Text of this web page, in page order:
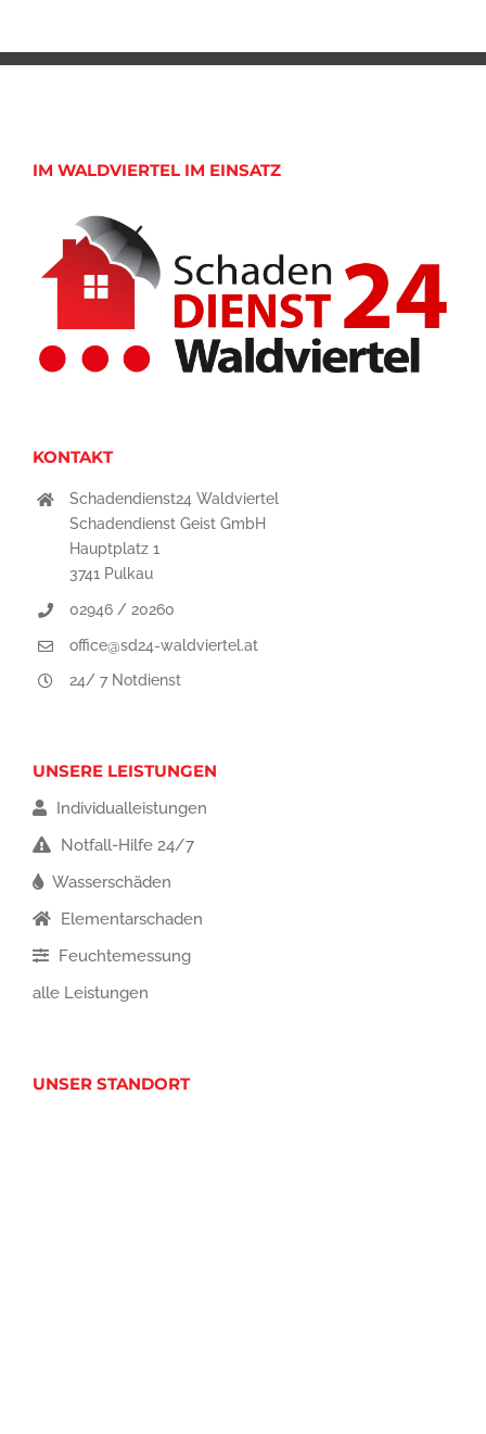
IM WALDVIERTEL IM EINSATZ
KONTAKT
Schadendienst24 Waldviertel
Schadendienst Geist GmbH
Hauptplatz 1
3741 Pulkau
02946 / 20260
office@sd24-waldviertel.at
24/ 7 Notdienst
UNSERE LEISTUNGEN
Individualleistungen
Notfall-Hilfe 24/7
Wasserschäden
Elementarschaden
Feuchtemessung
alle Leistungen
UNSER STANDORT